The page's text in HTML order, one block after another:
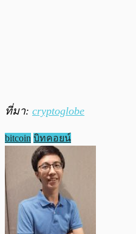
ที่มา: cryptoglobe
bitcoin บิทคอยน์